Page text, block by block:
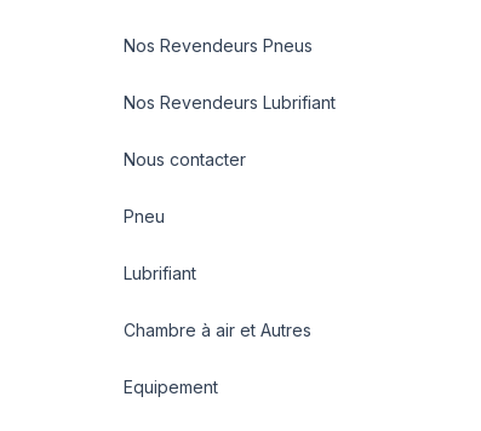
Nos Revendeurs Pneus
Nos Revendeurs Lubrifiant
Nous contacter
Pneu
Lubrifiant
Chambre à air et Autres
Equipement